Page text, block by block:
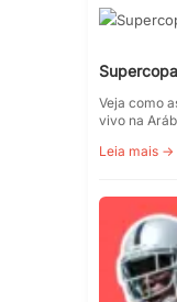
Veja como
vivo na
Leia mais →